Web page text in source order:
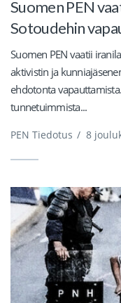
Suomen PEN
Sotoudehin
Suomen PEN vaatii
aktivistin ja
ehdotonta
tunnetuimmista...
PEN Tiedotus / 8